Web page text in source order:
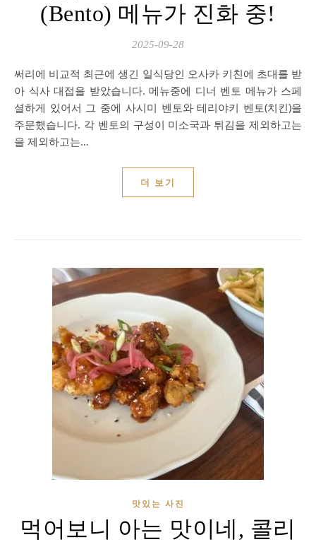
(Bento) 메뉴가 진화 중!
2025-09-28
써리에 비교적 최근에 생긴 일식당인 오사카 키친에 초대를 받
아 식사 대접을 받았습니다. 메뉴중에 디너 벤토 메뉴가 스페
셜하게 있어서 그 중에 사시미 벤토와 테리야키 벤토(치킨)을
주문했습니다. 각 벤토의 구성이 미소국과 튀김을 제외하고는
을 제외하고는…
더 보기
맛있는 사진
먹어보니 아는 맛이네, 콜리